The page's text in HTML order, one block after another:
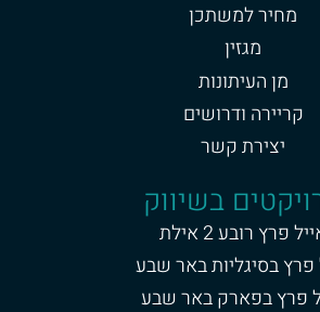
מחיר למשתכן
מגזין
מן העיתונות
קריירה ודרושים
יצירת קשר
בשיווק
פרץ רובע 2 אילת
פרץ בסיגליות באר שבע
פרץ בפארק באר שבע